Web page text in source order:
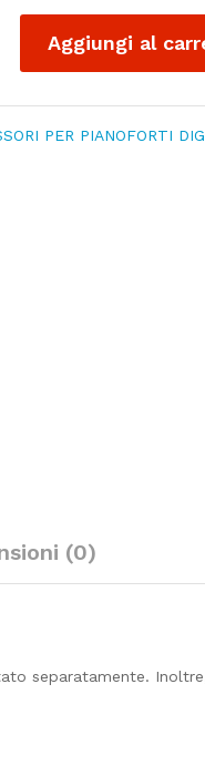
Aggiungi al
PER PIANOFORTI
(0)
separatamente.